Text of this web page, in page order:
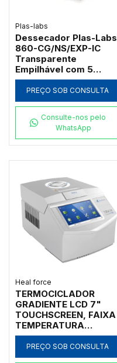
Plas-labs
Dessecador Plas-Labs
860-CG/NS/EXP-IC
Transparente
Empilhável com 5
Prateleiras e
Higrômetro
PREÇO SOB CONSULTA
Consulte-nos pelo
WhatsApp
Heal force
TERMOCICLADOR
GRADIENTE LCD 7"
TOUCHSCREEN, FAIXA
TEMPERATURA
0°-99.9°C RAMPA
AQUECIMENTO: 5°C/S
E RESFRIAMENTO:
PREÇO SOB CONSULTA